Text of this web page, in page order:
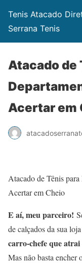
Tenis Atacado
Serrana Tenis
Atacado de
Acertar em
Atacado de Tênis
Acertar em Cheio
E aí, meu parceiro!
de calçados da sua
carro-chefe que atrai
Mas não basta encher